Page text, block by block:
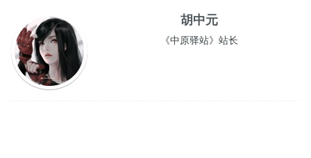
胡中元
《中原驿站》站长